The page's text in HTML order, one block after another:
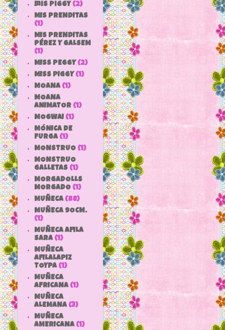
mis piggy (2)
MIS PRENDITAS
(1)
MIS PRENDITAS
PÉREZ Y GALSEM
(1)
MISS PEGGY (2)
MISS PIGGY (1)
MOANA (1)
MOANA
ANIMATOR (1)
MOGWAI (1)
MÓNICA DE
FURGA (1)
MONSTRUO (1)
MONSTRUO
GALLETAS (1)
MORGADOLLS
MORGADO (1)
MUÑECA (88)
MUÑECA 9OCM.
(1)
MUÑECA AFILA
SARA (1)
MUÑECA
AFILALAPIZ
TOYPA (1)
MUÑECA
AFRICANA (1)
MUÑECA
ALEMANA (3)
MUÑECA
AMERICANA (1)